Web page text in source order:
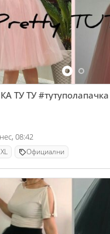
ТУ ТУ #тутуполапачка
08:42
Официални